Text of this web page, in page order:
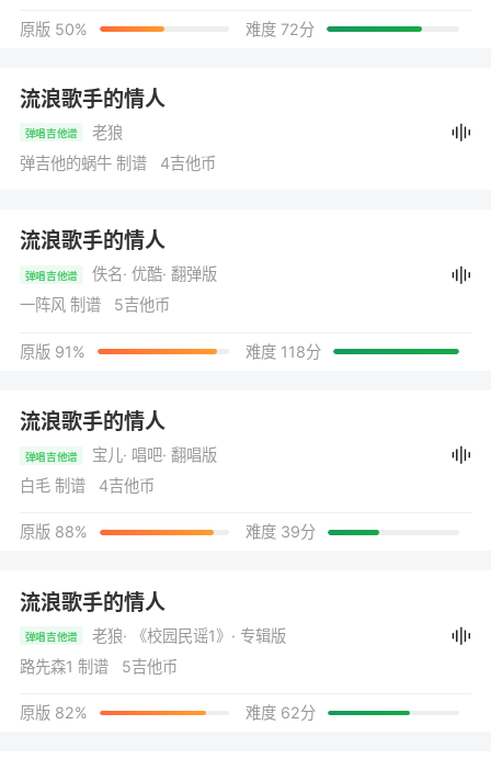
原版 50% 难度 72分
流浪歌手的情人
弹唱吉他谱
老狼
弹吉他的蜗牛 制谱 4吉他币
流浪歌手的情人
弹唱吉他谱 佚名· 优酷· 翻弹版
一阵风 制谱 5吉他币
原版 91% 难度 118分
流浪歌手的情人
弹唱吉他谱 宝儿· 唱吧· 翻唱版
白毛 制谱 4吉他币
原版 88% 难度 39分
流浪歌手的情人
弹唱吉他谱 老狼· 《校园民谣1》 · 专辑版
路先森1 制谱 5吉他币
原版 82% 难度 62分